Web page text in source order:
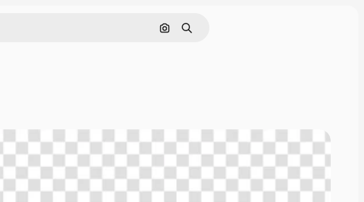
Поиск по изображению
Поиск